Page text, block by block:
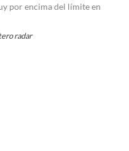
por encima del límite en
radar